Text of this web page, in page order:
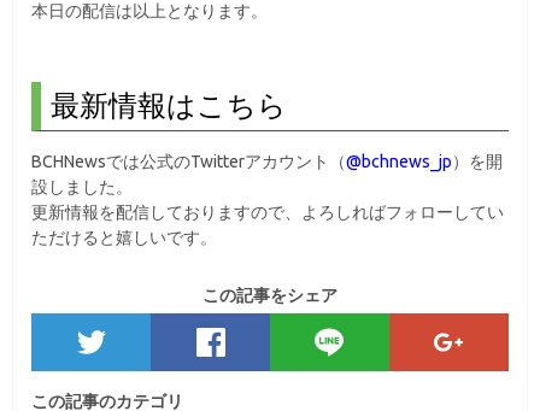
本日の配信は以上となります。
最新情報はこちら
BCHNewsでは公式のTwitterアカウント（@bchnews_jp）を開
設しました。
更新情報を配信しておりますので、よろしればフォローしてい
ただけると嬉しいです。
この記事をシェア
この記事のカテゴリ